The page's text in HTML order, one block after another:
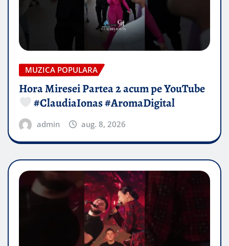
MUZICA POPULARA
Hora Miresei Partea 2 acum pe YouTube
#ClaudiaIonas #AromaDigital
admin aug. 8, 2026